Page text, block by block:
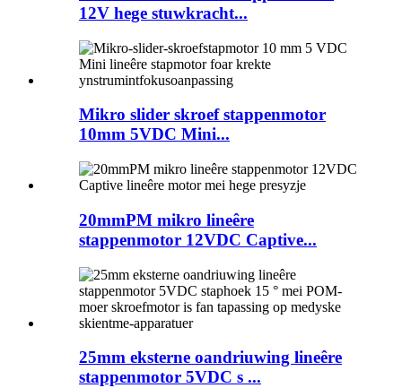
12V hege stuwkracht...
Mikro slider skroef stappenmotor
10mm 5VDC Mini...
20mmPM mikro lineêre
stappenmotor 12VDC Captive...
25mm eksterne oandriuwing lineêre
stappenmotor 5VDC s ...